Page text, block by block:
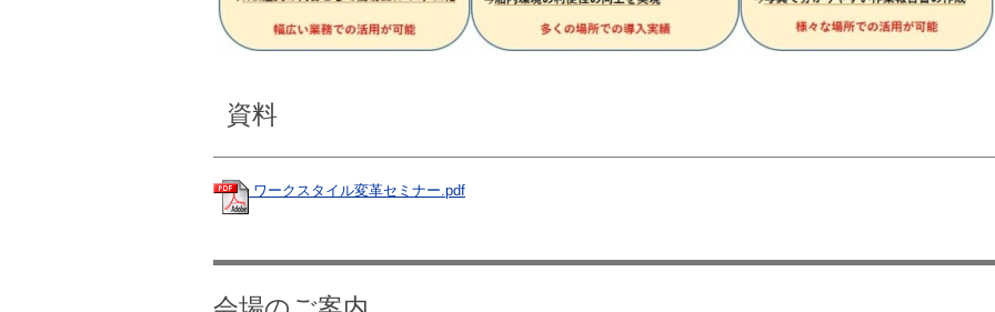
資料
ワークスタイル変革セミナー.pdf